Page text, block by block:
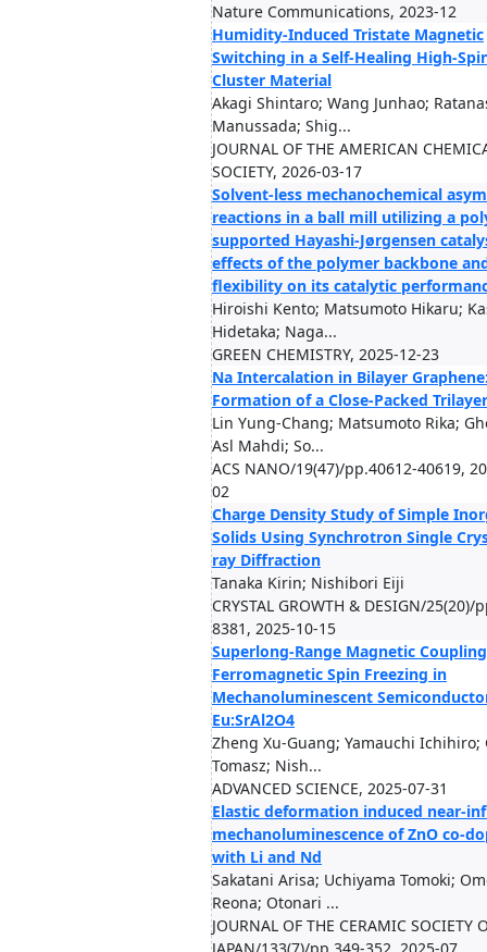
Nature Communications, 2023-12
Humidity-Induced Tristate Magnetic
Switching in a Self-Healing High-
Cluster Material
Akagi Shintaro; Wang Junhao;
Manussada; Shig...
JOURNAL OF THE AMERICAN
SOCIETY, 2026-03-17
Solvent-less mechanochemical
reactions in a ball mill utilizing a
supported Hayashi-Jørgensen
effects of the polymer backbone
flexibility on its catalytic
Hiroishi Kento; Matsumoto Hikaru;
Hidetaka; Naga...
GREEN CHEMISTRY, 2025-12-23
Na Intercalation in Bilayer
Formation of a Close-Packed Trilayer
Lin Yung-Chang; Matsumoto Rika;
Asl Mahdi; So...
ACS NANO/19(47)/pp.40612-40619,
02
Charge Density Study of Simple
Solids Using Synchrotron Single
ray Diffraction
Tanaka Kirin; Nishibori Eiji
CRYSTAL GROWTH & DESIGN/25(20)/
8381, 2025-10-15
Superlong-Range Magnetic
Ferromagnetic Spin Freezing in
Mechanoluminescent
Eu:SrAl2O4
Zheng Xu-Guang; Yamauchi Ichihiro;
Tomasz; Nish...
ADVANCED SCIENCE, 2025-07-31
Elastic deformation induced near-
mechanoluminescence of ZnO co-
with Li and Nd
Sakatani Arisa; Uchiyama Tomoki;
Reona; Otonari ...
JOURNAL OF THE CERAMIC SOCIETY